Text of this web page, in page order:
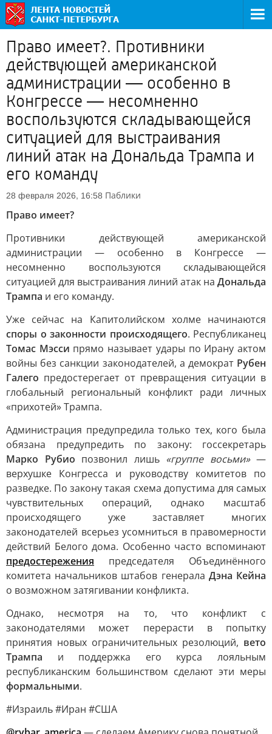
Право имеет?. Противники
действующей американской
администрации — особенно в
Конгрессе — несомненно
воспользуются складывающейся
ситуацией для выстраивания
линий атак на Дональда Трампа и
его команду
28 февраля 2026, 16:58 Паблики
Право имеет?
Противники действующей американской
администрации — особенно в Конгрессе —
несомненно воспользуются складывающейся
ситуацией для выстраивания линий атак на Дональда
Трампа и его команду.
Уже сейчас на Капитолийском холме начинаются
споры о законности происходящего. Республиканец
Томас Мэсси прямо называет удары по Ирану актом
войны без санкции законодателей, а демократ Рубен
Галего предостерегает от превращения ситуации в
глобальный региональный конфликт ради личных
«прихотей» Трампа.
Администрация предупредила только тех, кого была
обязана предупредить по закону: госсекретарь
Марко Рубио позвонил лишь «группе восьми»—
верхушке Конгресса и руководству комитетов по
разведке. По закону такая схема допустима для самых
чувствительных операций, однако масштаб
происходящего уже заставляет многих
законодателей всерьез усомниться в правомерности
действий Белого дома. Особенно часто вспоминают
предостережения председателя Объединённого
комитета начальников штабов генерала Дэна Кейна
о возможном затягивании конфликта.
Однако, несмотря на то, что конфликт с
законодателями может перерасти в попытку
принятия новых ограничительных резолюций, вето
Трампа и поддержка его курса лояльным
республиканским большинством сделают эти меры
формальными.
#Израиль #Иран #США